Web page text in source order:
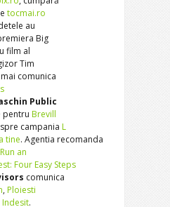
tocmai.ro
au
Big
film al
Tim
comunica
Public
pentru Brevill
campania L
tine. Agentia recomanda
an
Four Easy Steps
comunica
,Ploiesti
Indesit.